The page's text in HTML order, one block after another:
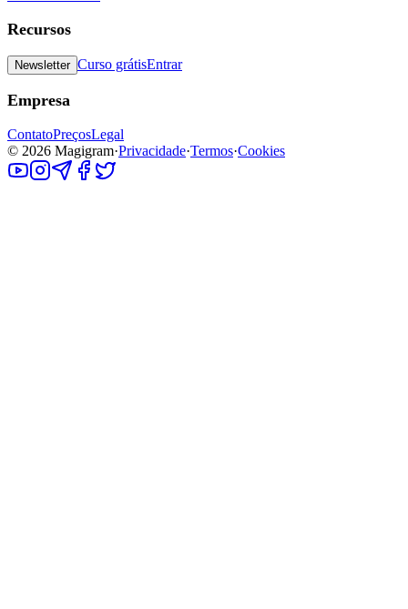
Recursos
Newsletter Curso grátisEntrar
Empresa
ContatoPreçosLegal
© 2026 Magigram·Privacidade·Termos·Cookies